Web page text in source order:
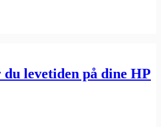
levetiden på dine HP